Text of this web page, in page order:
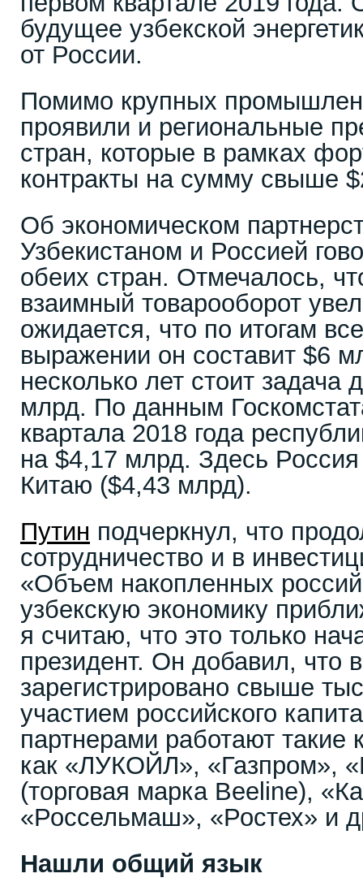
будущее узбекской
от России.
Помимо крупных
проявили и региональные
стран, которые в рамках
контракты на сумму свыше
Об экономическом
Узбекистаном и Россией
обеих стран. Отмечалось,
взаимный товарооборот
ожидается, что по итогам
выражении он составит $6
несколько лет стоит
млрд. По данным
квартала 2018 года
на $4,17 млрд. Здесь Россия
Китаю ($4,43 млрд).
Путин подчеркнул, что
сотрудничество и в
«Объем накопленных
узбекскую экономику
я считаю, что это только
президент. Он добавил, что
зарегистрировано свыше
участием российского
партнерами работают такие
как «ЛУКОЙЛ», «Газпром»,
(торговая марка Beeline),
«Россельмаш», «Ростех» и
Нашли общий язык